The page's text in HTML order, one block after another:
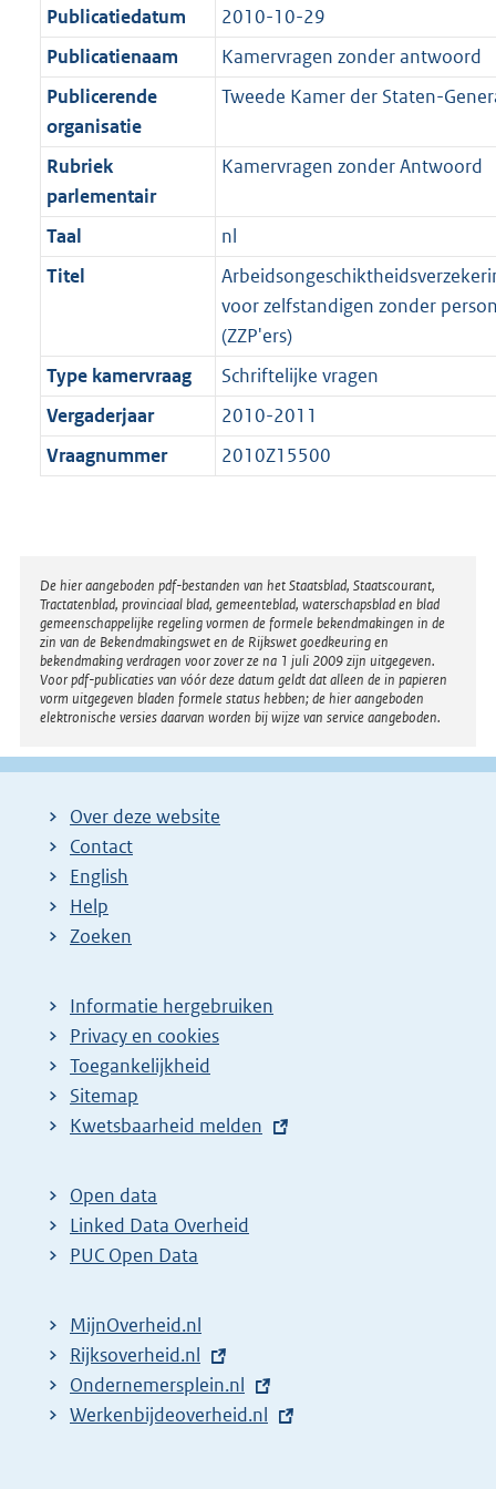
t
a
t
K
b
2
K
b
Publicatiedatum
2010-10-29
Publicatienaam
Kamervragen zonder antwoord
Publicerende
organisatie
Tweede Kamer der Staten-
Rubriek
parlementair
Kamervragen zonder Antwoord
Taal
nl
Titel
voor zelfstandigen zonder
(ZZP'ers)
Type kamervraag
Schriftelijke vragen
Vergaderjaar
2010-2011
Vraagnummer
2010Z15500
Disclaimer
De hier aangeboden pdf-bestanden van het Staatsblad, Staatscourant,
Tractatenblad, provinciaal blad, gemeenteblad, waterschapsblad en blad
gemeenschappelijke regeling vormen de formele bekendmakingen in de
zin van de Bekendmakingswet en de Rijkswet goedkeuring en
bekendmaking verdragen voor zover ze na 1 juli 2009 zijn uitgegeven.
Voor pdf-publicaties van vóór deze datum geldt dat alleen de in papieren
vorm uitgegeven bladen formele status hebben; de hier aangeboden
elektronische versies daarvan worden bij wijze van service aangeboden.
Over deze website
Contact
English
Help
Zoeken
Informatie hergebruiken
Privacy en cookies
Toegankelijkheid
Sitemap
E
t
e
r
l
i
n
k
Kwetsbaarheid melden
Open data
Linked Data Overheid
PUC Open Data
MijnOverheid.nl
E
x
t
Rijksoverheid.nl
E
x
Ondernemersplein.nl
E
Werkenbijdeoverheid.nl